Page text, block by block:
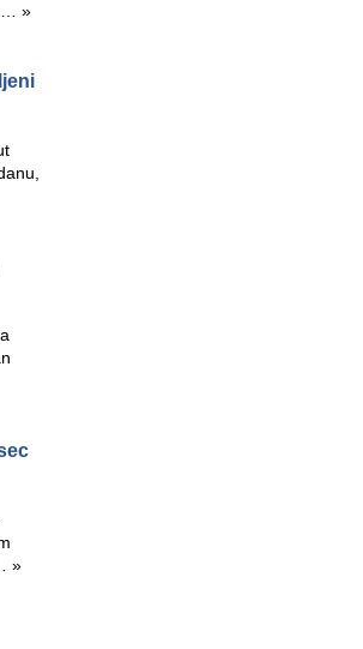
»
»